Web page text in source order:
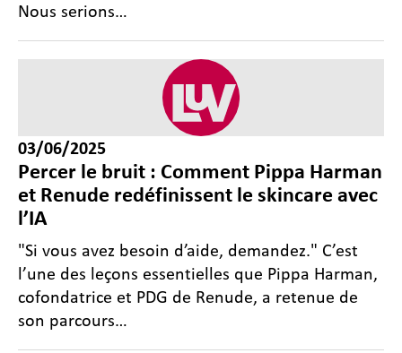
Nous serions…
03/06/2025
Percer le bruit : Comment Pippa Harman
et Renude redéfinissent le skincare avec
l’IA
"Si vous avez besoin d’aide, demandez." C’est
l’une des leçons essentielles que Pippa Harman,
cofondatrice et PDG de Renude, a retenue de
son parcours…